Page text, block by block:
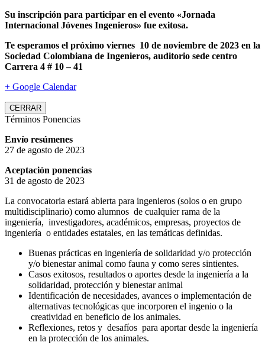
Su inscripción para participar en el evento «Jornada
Internacional Jóvenes Ingenieros» fue exitosa.
Te esperamos el próximo viernes 10 de noviembre de 2023 en la
Sociedad Colombiana de Ingenieros, auditorio sede centro
Carrera 4 # 10 – 41
+ Google Calendar
CERRAR
Términos Ponencias
Envío resúmenes
27 de agosto de 2023
Aceptación ponencias
31 de agosto de 2023
La convocatoria estará abierta para ingenieros (solos o en grupo
multidisciplinario) como alumnos de cualquier rama de la
ingeniería, investigadores, académicos, empresas, proyectos de
ingeniería o entidades estatales, en las temáticas definidas.
Buenas prácticas en ingeniería de solidaridad y/o protección
y/o bienestar animal como fauna y como seres sintientes.
Casos exitosos, resultados o aportes desde la ingeniería a la
solidaridad, protección y bienestar animal
Identificación de necesidades, avances o implementación de
alternativas tecnológicas que incorporen el ingenio o la
creatividad en beneficio de los animales.
Reflexiones, retos y desafíos para aportar desde la ingeniería
en la protección de los animales.